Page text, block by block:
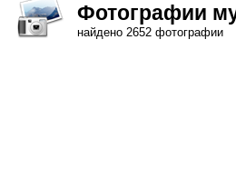
Фотографии
найдено 2652 фотографии